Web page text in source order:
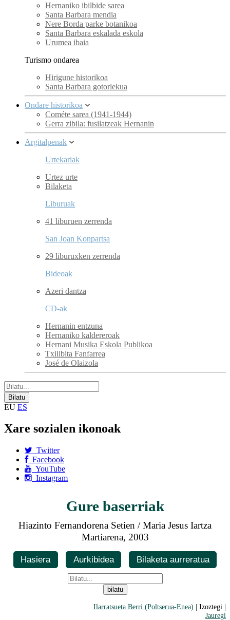
Hernaniko ibilbide sarea
Santa Barbara mendia
Nere Borda parke botanikoa
Santa Barbara eskalada eskola
Urumea ibaia
Turismo ondarea
Hirigune historikoa
Santa Barbara gotorlekua
Ondare historikoa
Cométe sarea (1941-1944)
Gerra zibila: fusilatzeak Hernanin
Argitalpenak
Urtekariak
Urtez urte
Bilaketa
Liburuak
41 liburuen zerrenda
San Joan Konpartsa
29 liburuxken zerrenda
Bideoak
Azeri dantza
CD-ak
Hernanin entzuna
Hernaniko kaldereroak
Hernani Musika Eskola Publikoa
Txilibita Fanfarrea
José de Olaizola
EU ES
Xare sozialen ikonoak
Twitter
Facebook
YouTube
Instagram
Gure baserriak
Hiazinto Fernandorena Setien / Maria Jesus Iartza
Martiarena, 2003
Hasiera Aurkibidea Bilaketa aurreratua
Ilarratsueta Berri (Poltserua-Enea) | Izoztegi |
Jauregi